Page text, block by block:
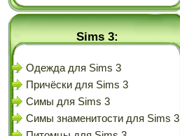
Sims 3:
Одежда для Sims 3
Причёски для Sims 3
Симы для Sims 3
Симы знаменитости для Sims 3